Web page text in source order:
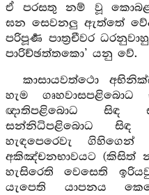
ඒ පරසතු නම් වූ
ඝන සෙවනලු ඇත්තේ
පරිපූර්‍ණ පාත්‍රචීවර
පාරිච්ඡත්තකො’ යනු වේ.
කාසායවත්ථො
හැම
ඥාතිපළිබොධ සිඳ
සන්නිධිපළිබොධ සිඳ
හැඳපෙරෙවැ
අකිඤ්චනභාවයට (කිසිත්
හැසිරෙති වෙසෙති
යැපෙති යාපනය